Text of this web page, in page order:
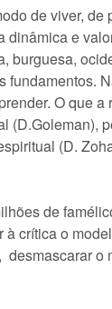
de viver,
e
burguesa,
O que
(D.
de
crítica o